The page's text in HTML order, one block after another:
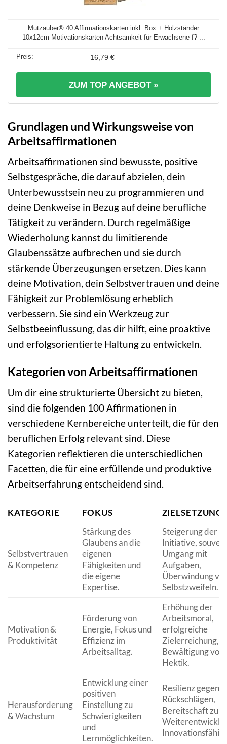
Mutzauber® 40 Affirmationskarten inkl. Box + Holzständer
10x12cm Motivationskarten Achtsamkeit für Erwachsene f? ...
16,79 €
ZUM TOP ANGEBOT »
Grundlagen und Wirkungsweise von
Arbeitsaffirmationen
Arbeitsaffirmationen sind bewusste, positive
Selbstgespräche, die darauf abzielen, dein
Unterbewusstsein neu zu programmieren und
deine Denkweise in Bezug auf deine berufliche
Tätigkeit zu verändern. Durch regelmäßige
Wiederholung kannst du limitierende
Glaubenssätze aufbrechen und sie durch
stärkende Überzeugungen ersetzen. Dies kann
deine Motivation, dein Selbstvertrauen und deine
Fähigkeit zur Problemlösung erheblich
verbessern. Sie sind ein Werkzeug zur
Selbstbeeinflussung, das dir hilft, eine proaktive
und erfolgsorientierte Haltung zu entwickeln.
Kategorien von Arbeitsaffirmationen
Um dir eine strukturierte Übersicht zu bieten,
sind die folgenden 100 Affirmationen in
verschiedene Kernbereiche unterteilt, die für den
beruflichen Erfolg relevant sind. Diese
Kategorien reflektieren die unterschiedlichen
Facetten, die für eine erfüllende und produktive
Arbeitserfahrung entscheidend sind.
KATEGORIE FOKUS ZIELSETZUNG
Selbstvertrauen
& Kompetenz
Stärkung des
Glaubens an die
eigenen
Fähigkeiten und
die eigene
Expertise.
Steigerung der
Initiative,
Umgang mit
Aufgaben,
Überwindung
Selbstzweifeln.
Motivation &
Produktivität
Förderung von
Energie, Fokus und
Effizienz im
Arbeitsalltag.
Erhöhung der
Arbeitsmoral,
erfolgreiche
Zielerreichung,
Bewältigung von
Hektik.
Herausforderung
& Wachstum
Entwicklung einer
positiven
Einstellung zu
Schwierigkeiten
und
Lernmöglichkeiten.
Resilienz
Rückschlägen,
Bereitschaft zur